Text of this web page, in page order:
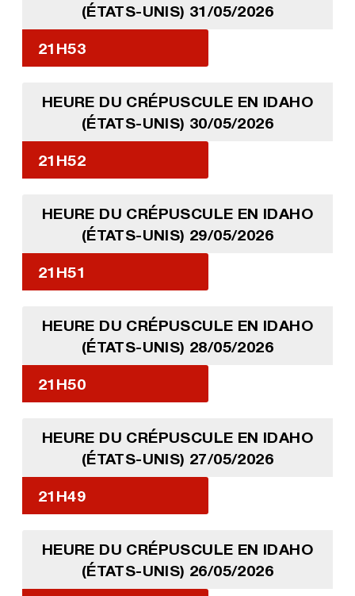
(ÉTATS-UNIS) 31/05/2026
21H53
HEURE DU CRÉPUSCULE EN IDAHO
(ÉTATS-UNIS) 30/05/2026
21H52
HEURE DU CRÉPUSCULE EN IDAHO
(ÉTATS-UNIS) 29/05/2026
21H51
HEURE DU CRÉPUSCULE EN IDAHO
(ÉTATS-UNIS) 28/05/2026
21H50
HEURE DU CRÉPUSCULE EN IDAHO
(ÉTATS-UNIS) 27/05/2026
21H49
HEURE DU CRÉPUSCULE EN IDAHO
(ÉTATS-UNIS) 26/05/2026